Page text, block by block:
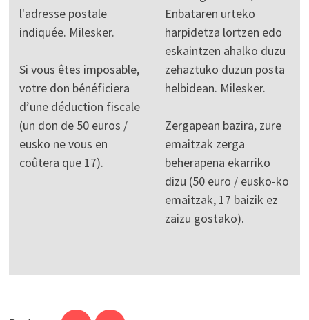
l'adresse postale
indiquée. Milesker.
Si vous êtes imposable,
votre don bénéficiera
d’une déduction fiscale
(un don de 50 euros /
eusko ne vous en
coûtera que 17).
Enbataren urteko
harpidetza lortzen edo
eskaintzen ahalko duzu
zehaztuko duzun posta
helbidean. Milesker.
Zergapean bazira, zure
emaitzak zerga
beherapena ekarriko
dizu (50 euro / eusko-ko
emaitzak, 17 baizik ez
zaizu gostako).